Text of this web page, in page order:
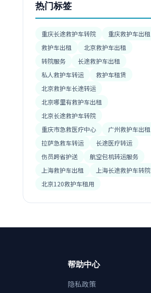
热门标签
重庆长途救护车转院
重庆救护车出租
救护车出租
北京救护车出租
转院服务
长途救护车出租
私人救护车转运
救护车租赁
北京救护车长途转运
北京哪里有救护车出租
北京长途救护车转院
重庆市急救医疗中心
广州救护车出租
拉萨急救车转运
长途医疗转运
伤员跨省护送
航空包机转运服务
上海救护车出租
上海长途救护车转院
北京120救护车租用
帮助中心
隐私政策